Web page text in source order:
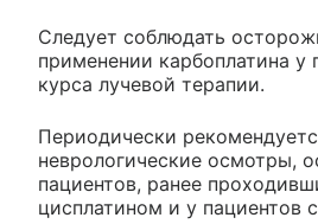
Следует соблюдать
применении карбоплатина у
курса лучевой терапии.
Периодически
неврологические осмотры,
пациентов, ранее
цисплатином и у пациентов